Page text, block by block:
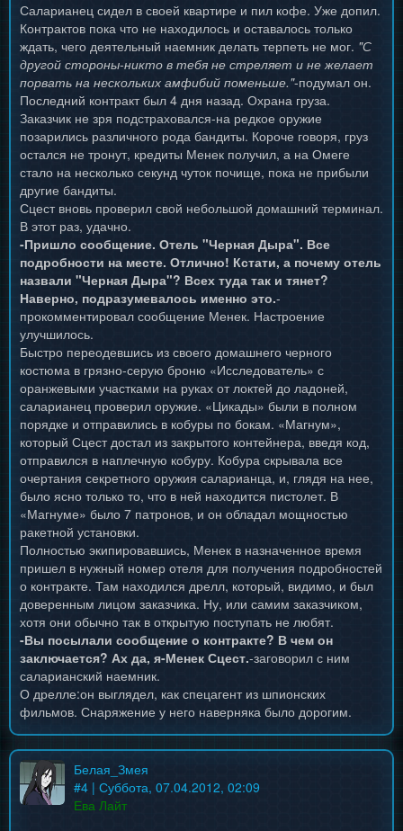
Саларианец сидел в своей квартире и пил кофе. Уже допил.
Контрактов пока что не находилось и оставалось только
ждать, чего деятельный наемник делать терпеть не мог. "С
другой стороны-никто в тебя не стреляет и не желает
порвать на нескольких амфибий поменьше."-подумал он.
Последний контракт был 4 дня назад. Охрана груза.
Заказчик не зря подстраховался-на редкое оружие
позарились различного рода бандиты. Короче говоря, груз
остался не тронут, кредиты Менек получил, а на Омеге
стало на несколько секунд чуток почище, пока не прибыли
другие бандиты.
Сцест вновь проверил свой небольшой домашний терминал.
В этот раз, удачно.
-Пришло сообщение. Отель "Черная Дыра". Все
подробности на месте. Отлично! Кстати, а почему отель
назвали "Черная Дыра"? Всех туда так и тянет?
Наверно, подразумевалось именно это.-
прокомментировал сообщение Менек. Настроение
улучшилось.
Быстро переодевшись из своего домашнего черного
костюма в грязно-серую броню «Исследователь» с
оранжевыми участками на руках от локтей до ладоней,
саларианец проверил оружие. «Цикады» были в полном
порядке и отправились в кобуры по бокам. «Магнум»,
который Сцест достал из закрытого контейнера, введя код,
отправился в наплечную кобуру. Кобура скрывала все
очертания секретного оружия саларианца, и, глядя на нее,
было ясно только то, что в ней находится пистолет. В
«Магнуме» было 7 патронов, и он обладал мощностью
ракетной установки.
Полностью экипировавшись, Менек в назначенное время
пришел в нужный номер отеля для получения подробностей
о контракте. Там находился дрелл, который, видимо, и был
доверенным лицом заказчика. Ну, или самим заказчиком,
хотя они обычно так в открытую поступать не любят.
-Вы посылали сообщение о контракте? В чем он
заключается? Ах да, я-Менек Сцест.-заговорил с ним
саларианский наемник.
О дрелле:он выглядел, как спецагент из шпионских
фильмов. Снаряжение у него наверняка было дорогим.
Белая_Змея
#4 | Суббота, 07.04.2012, 02:09
Ева Лайт